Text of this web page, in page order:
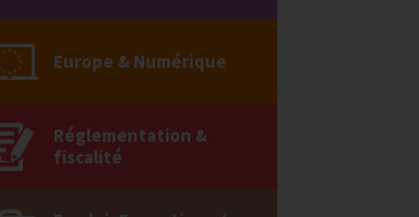
Europe & Numérique
Réglementation &
fiscalité